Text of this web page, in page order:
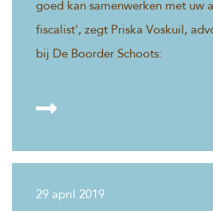
goed kan samenwerken met uw
fiscalist', zegt Priska Voskuil,
bij De Boorder Schoots:
29 april 2019